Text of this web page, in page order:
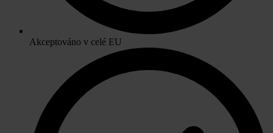
Akceptováno v celé EU